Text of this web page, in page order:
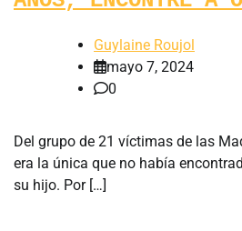
Guylaine Roujol
mayo 7, 2024
0
Del grupo de 21 víctimas de las
era la única que no había
su hijo. Por […]